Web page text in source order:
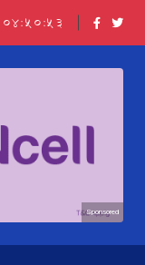
04:50:54
Sponsored